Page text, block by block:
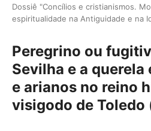
Dossiê "Concílios e cristianismos.
espiritualidade na Antiguidade e na
Peregrino ou
Sevilha e a
e arianos no reino
visigodo de Toledo